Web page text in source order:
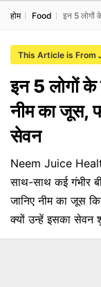
होम Food इन 5 लोगों
This Article is From
इन 5 लोगों के
नीम का जूस,
सेवन
Neem Juice
साथ-साथ कई गंभीर
जानिए नीम का जूस
क्यों उन्हें इसका सेवन